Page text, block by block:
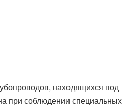
находящихся под
при соблюдении специальных